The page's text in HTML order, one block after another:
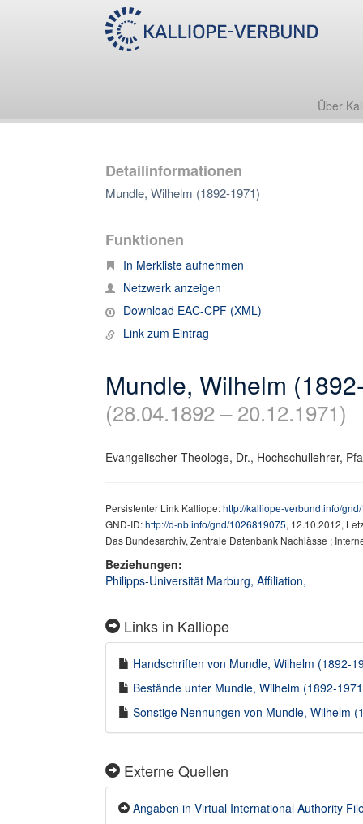
Über
Detailinformationen
Mundle, Wilhelm (1892-1971)
Funktionen
In Merkliste aufnehmen
Netzwerk anzeigen
Download EAC-CPF (XML)
Link zum Eintrag
Mundle, Wilhelm
(28.04.1892 – 20.12.1971)
Evangelischer Theologe, Dr., Hochschullehrer,
Persistenter Link Kalliope:http://kalliope-verbund.info/
GND-ID:http://d-nb.info/gnd/1026819075, 12.10.2012,
Das Bundesarchiv, Zentrale Datenbank Nachlässe ;
Beziehungen:
Philipps-Universität Marburg, Affiliation,
Links in Kalliope
Handschriften von Mundle, Wilhelm (1892-
Bestände unter Mundle, Wilhelm (1892-
Sonstige Nennungen von Mundle, Wilhelm
Externe Quellen
Angaben in Virtual International Authority